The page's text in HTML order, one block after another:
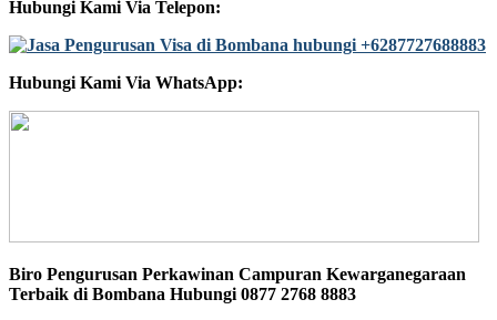
Hubungi Kami Via Telepon:
Hubungi Kami Via WhatsApp:
Biro Pengurusan Perkawinan Campuran Kewarganegaraan
Terbaik di Bombana Hubungi 0877 2768 8883